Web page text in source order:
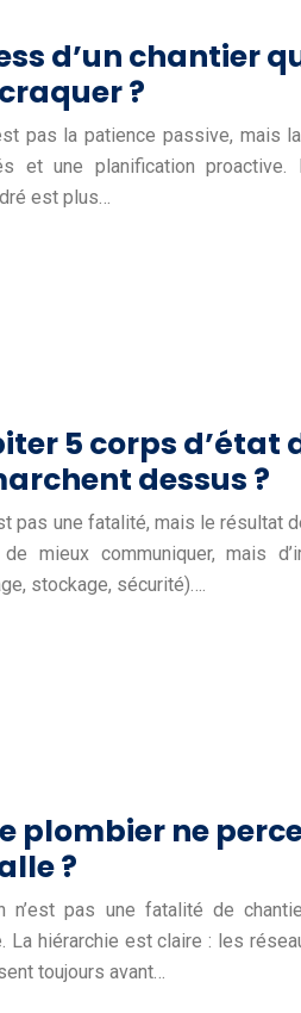
d’un chantier
?
pas la patience passive, mais
et une planification proactive.
est plus…
5 corps d’état
dessus ?
pas une fatalité, mais le résultat
mieux communiquer, mais
stockage, sécurité)….
plombier ne
?
pas une fatalité de
La hiérarchie est claire : les
toujours avant…